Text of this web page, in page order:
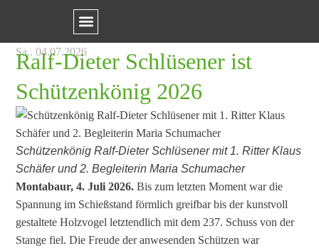
Sa.. 04.07.2026
Ralf-Dieter Schlüsener ist
Schützenkönig 2026
Schützenkönig Ralf-Dieter Schlüsener mit 1. Ritter Klaus
Schäfer und 2. Begleiterin Maria Schumacher
Montabaur, 4. Juli 2026. Bis zum letzten Moment war die
Spannung im Schießstand förmlich greifbar bis der kunstvoll
gestaltete Holzvogel letztendlich mit dem 237. Schuss von der
Stange fiel. Die Freude der anwesenden Schützen war